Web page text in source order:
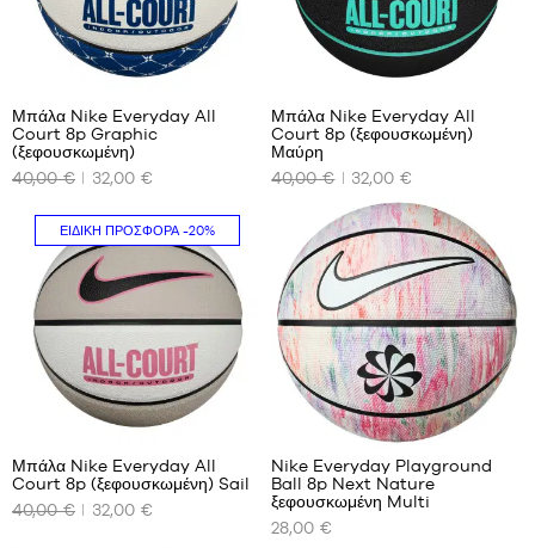
μέγεθος
ΤΑ
ΔΙΑΘΈΣΙΜΑ
ΜΕΓΈΘΗ
μέγεθος
Μπάλα Nike Everyday All
Court 8p Graphic
(ξεφουσκωμένη)
40,00 €
32,00 €
ΤΑ
ΔΙΑΘΈΣΙΜΑ
ΜΕΓΈΘΗ
μέγεθος
7
Μπάλα Nike Everyday All
Court 8p (ξεφουσκωμένη)
Μαύρη
40,00 €
32,00 €
ΕΙΔΙΚΉ ΠΡΟΣΦΟΡΆ-20%
ΤΑ
ΔΙΑΘΈΣΙΜΑ
Μπάλα Nike Everyday All
Court 8p (ξεφουσκωμένη) Sail
40,00 €
32,00 €
ΤΑ
ΔΙΑΘΈΣΙΜΑ
ΜΕΓΈΘΗ
2
Nike Everyday Playground
Ball 8p Next Nature
ξεφουσκωμένη Multi
28,00 €